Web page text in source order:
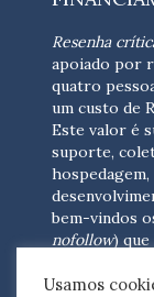
Resenha
apoiado por
quatro
um custo de
Este valor é
suporte,
bem-vindos
nofollow) que
nós
Usamos